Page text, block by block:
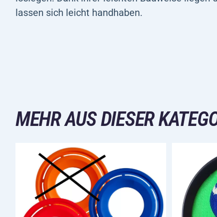
lassen sich leicht handhaben.
MEHR AUS DIESER